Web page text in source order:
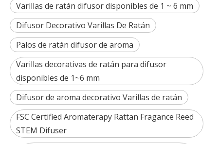
Varillas de ratán difusor disponibles de 1 ~ 6 mm
Difusor Decorativo Varillas De Ratán
Palos de ratán difusor de aroma
Varillas decorativas de ratán para difusor
disponibles de 1~6 mm
Difusor de aroma decorativo Varillas de ratán
FSC Certified Aromaterapy Rattan Fragance Reed
STEM Difuser